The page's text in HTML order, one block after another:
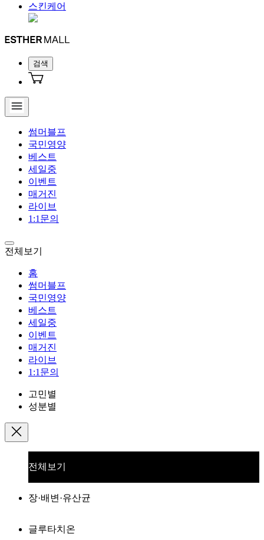
스킨케어
검색
썸머블프
국민영양
베스트
세일중
이벤트
매거진
라이브
1:1문의
전체보기
홈
썸머블프
국민영양
베스트
세일중
이벤트
매거진
라이브
1:1문의
고민별
성분별
전체보기
장·배변·유산균
글루타치온